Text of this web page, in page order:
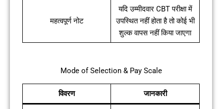
महत्वपूर्ण नोट
यदि उम्मीदवार CBT परीक्षा में
उपस्थित नहीं होता है तो कोई भी
शुल्क वापस नहीं किया जाएगा
Mode of Selection & Pay Scale
विवरण जानकारी